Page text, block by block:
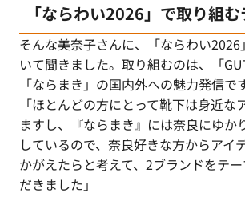
「ならわい2026」で取り組む
そんな美奈子さんに、「ならわい
いて聞きました。取り組むのは、「
「ならまき」の国内外への魅力発信です
「ほとんどの方にとって靴下は身近な
ますし、『ならまき』には奈良にゆか
しているので、奈良好きな方からアイ
かがえたらと考えて、2ブランドをテ
だきました」